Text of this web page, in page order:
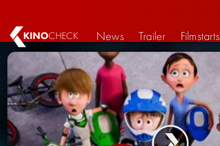
KINOCHECK News Trailer Filmstarts